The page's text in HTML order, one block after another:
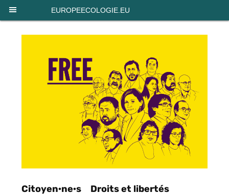
EUROPEECOLOGIE.EU
Citoyen·ne·s
Droits et libertés